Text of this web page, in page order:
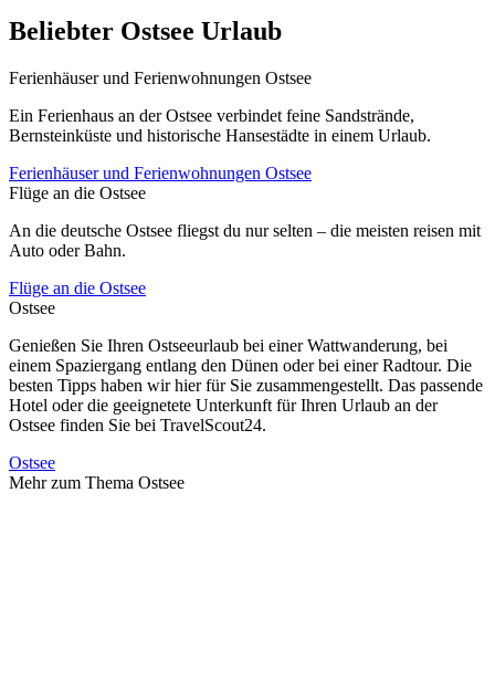
Beliebter Ostsee Urlaub
Ferienhäuser und Ferienwohnungen Ostsee
Ein Ferienhaus an der Ostsee verbindet feine Sandstrände,
Bernsteinküste und historische Hansestädte in einem Urlaub.
Ferienhäuser und Ferienwohnungen Ostsee
Flüge an die Ostsee
An die deutsche Ostsee fliegst du nur selten – die meisten reisen mit
Auto oder Bahn.
Flüge an die Ostsee
Ostsee
Genießen Sie Ihren Ostseeurlaub bei einer Wattwanderung, bei
einem Spaziergang entlang den Dünen oder bei einer Radtour. Die
besten Tipps haben wir hier für Sie zusammengestellt. Das passende
Hotel oder die geeignetete Unterkunft für Ihren Urlaub an der
Ostsee finden Sie bei TravelScout24.
Ostsee
Mehr zum Thema Ostsee